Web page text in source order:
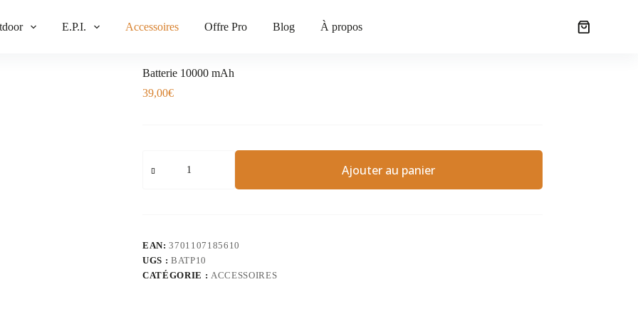
E.P.I. Accessoires Offre Pro Blog À propos
Batterie 10000 mAh
39,00€
Ajouter au panier
EAN:3701107185610
UGS :BATP10
CATÉGORIE : ACCESSOIRES